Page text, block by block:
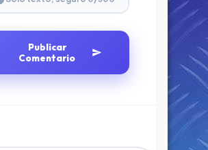
Publicar
Comentario